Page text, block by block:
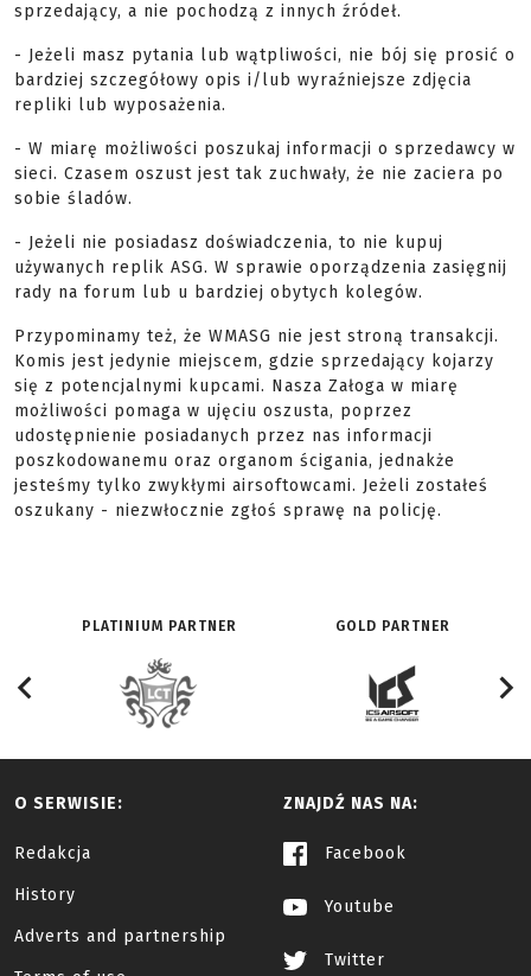
sprzedający, a nie pochodzą z innych źródeł.
- Jeżeli masz pytania lub wątpliwości, nie bój się prosić o
bardziej szczegółowy opis i/lub wyraźniejsze zdjęcia
repliki lub wyposażenia.
- W miarę możliwości poszukaj informacji o sprzedawcy w
sieci. Czasem oszust jest tak zuchwały, że nie zaciera po
sobie śladów.
- Jeżeli nie posiadasz doświadczenia, to nie kupuj
używanych replik ASG. W sprawie oporządzenia zasięgnij
rady na forum lub u bardziej obytych kolegów.
Przypominamy też, że WMASG nie jest stroną transakcji.
Komis jest jedynie miejscem, gdzie sprzedający kojarzy
się z potencjalnymi kupcami. Nasza Załoga w miarę
możliwości pomaga w ujęciu oszusta, poprzez
udostępnienie posiadanych przez nas informacji
poszkodowanemu oraz organom ścigania, jednakże
jesteśmy tylko zwykłymi airsoftowcami. Jeżeli zostałeś
oszukany - niezwłocznie zgłoś sprawę na policję.
PLATINIUM PARTNER GOLD PARTNER
O SERWISIE:
Redakcja
History
Adverts and partnership
ZNAJDŹ NAS NA:
Facebook
Youtube
Twitter